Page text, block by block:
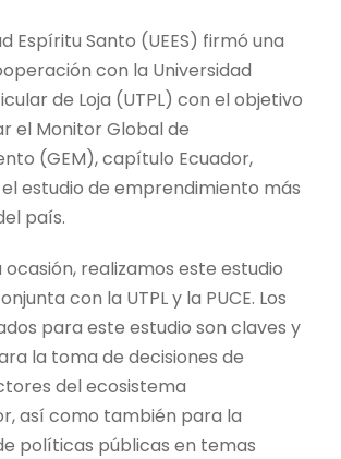
Espíritu Santo (UEES) firmó una
con la Universidad
de Loja (UTPL) con el objetivo
el Monitor Global de
(GEM), capítulo Ecuador,
estudio de emprendimiento más
país.
ocasión, realizamos este estudio
con la UTPL y la PUCE. Los
para este estudio son claves y
la toma de decisiones de
del ecosistema
así como también para la
políticas públicas en temas